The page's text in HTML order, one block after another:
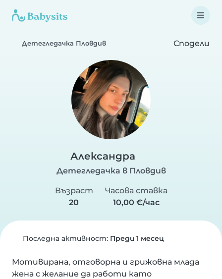
Детегледачка Пловдив Сподели
Александра
Детегледачка в Пловдив
Възраст
20
Часова ставка
10,00 €/час
Последна активност: Преди 1 месец
Мотивирана, отговорна и грижовна млада
жена с желание да работи като